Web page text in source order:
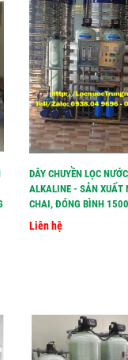
DÂY CHUYỀN LỌC
ALKALINE - SẢN XUẤT
CHAI, ĐÓNG BÌNH
Liên hệ